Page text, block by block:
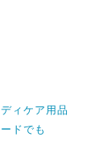
ィケア用品
ドでも